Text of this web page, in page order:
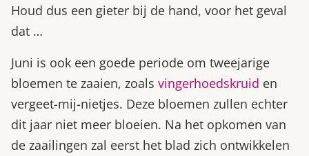
Houd dus een gieter bij de hand, voor het geval
dat …
Juni is ook een goede periode om tweejarige
bloemen te zaaien, zoals vingerhoedskruid en
vergeet-mij-nietjes. Deze bloemen zullen echter
dit jaar niet meer bloeien. Na het opkomen van
de zaailingen zal eerst het blad zich ontwikkelen